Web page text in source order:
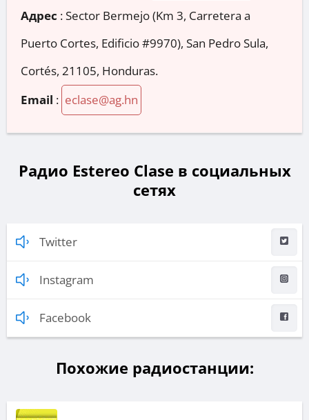
Адрес :Sector Bermejo (Km 3, Carretera a
Puerto Cortes, Edificio #9970), San Pedro Sula,
Cortés, 21105, Honduras.
Email : eclase@ag.hn
Радио Estereo Clase в социальных
сетях
Twitter
Instagram
Facebook
Похожие радиостанции: